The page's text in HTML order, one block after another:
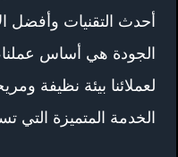
أحدث التقنيات وأفضل
الجودة هي أساس
لعملائنا بيئة نظيفة
الخدمة المتميزة التي